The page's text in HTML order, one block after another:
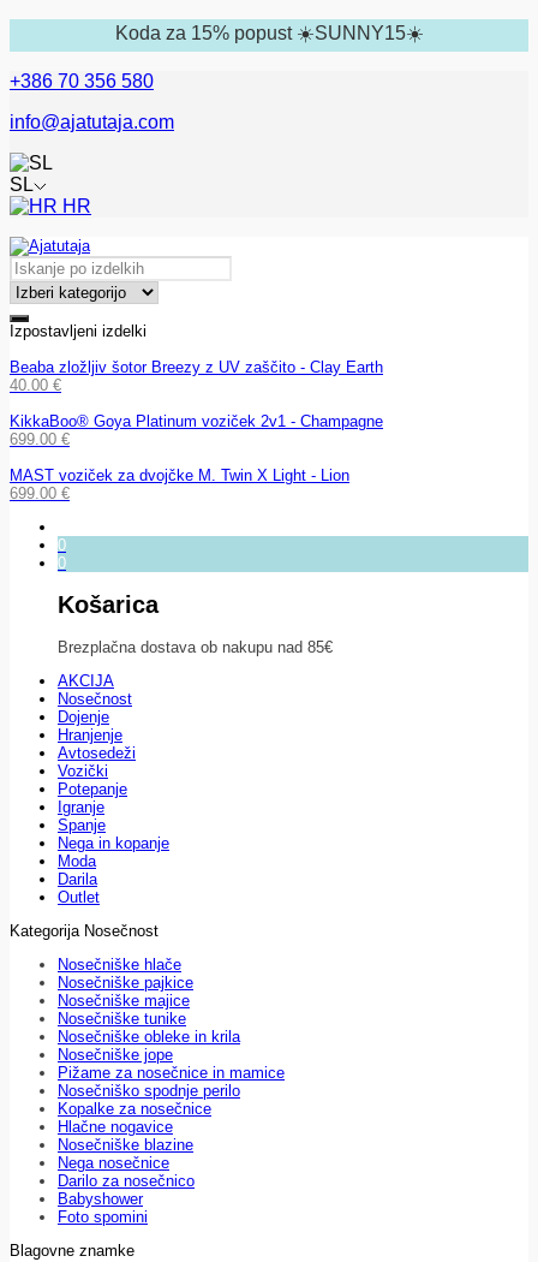
Koda za 15% popust ☀️SUNNY15☀️
+386 70 356 580
info@ajatutaja.com
SL
HR
Izpostavljeni izdelki
Beaba zložljiv šotor Breezy z UV zaščito - Clay Earth
40.00 €
KikkaBoo® Goya Platinum voziček 2v1 - Champagne
699.00 €
MAST voziček za dvojčke M. Twin X Light - Lion
699.00 €
0
0
Košarica
Brezplačna dostava ob nakupu nad 85€
AKCIJA
Nosečnost
Dojenje
Hranjenje
Avtosedeži
Vozički
Potepanje
Igranje
Spanje
Nega in kopanje
Moda
Darila
Outlet
Kategorija Nosečnost
Nosečniške hlače
Nosečniške pajkice
Nosečniške majice
Nosečniške tunike
Nosečniške obleke in krila
Nosečniške jope
Pižame za nosečnice in mamice
Nosečniško spodnje perilo
Kopalke za nosečnice
Hlačne nogavice
Nosečniške blazine
Nega nosečnice
Darilo za nosečnico
Babyshower
Foto spomini
Blagovne znamke